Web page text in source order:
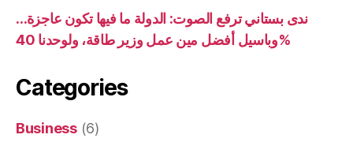
ندى بستاني ترفع الصوت: الدولة ما فيها تكون عاجزة…
وباسيل أفضل مين عمل وزير طاقة، ولوحدنا 40%
Categories
Business(6)